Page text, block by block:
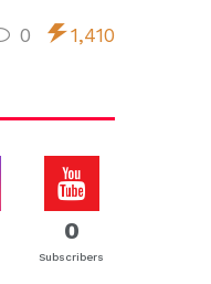
0 1,410
0
Subscribers